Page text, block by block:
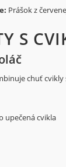
Prášok z
S
chuť
upečená cvikla